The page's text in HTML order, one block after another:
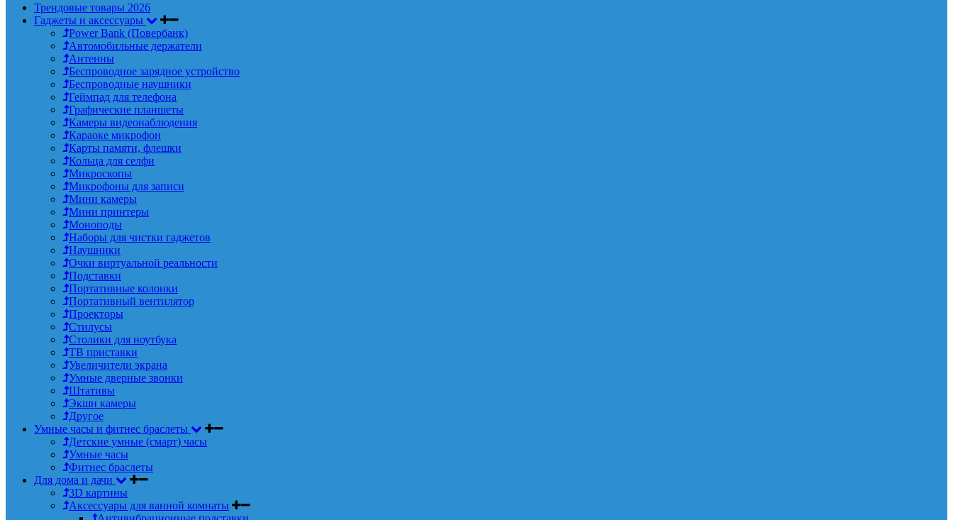
Трендовые товары 2026
Гаджеты и аксессуары
Power Bank (Повербанк)
Автомобильные держатели
Антенны
Беспроводное зарядное устройство
Беспроводные наушники
Геймпад для телефона
Графические планшеты
Камеры видеонаблюдения
Караоке микрофон
Карты памяти, флешки
Кольца для селфи
Микроскопы
Микрофоны для записи
Мини камеры
Мини принтеры
Моноподы
Наборы для чистки гаджетов
Наушники
Очки виртуальной реальности
Подставки
Портативные колонки
Портативный вентилятор
Проекторы
Стилусы
Столики для ноутбука
ТВ приставки
Увеличители экрана
Умные дверные звонки
Штативы
Экшн камеры
Другое
Умные часы и фитнес браслеты
Детские умные (смарт) часы
Умные часы
Фитнес браслеты
Для дома и дачи
3D картины
Аксессуары для ванной комнаты